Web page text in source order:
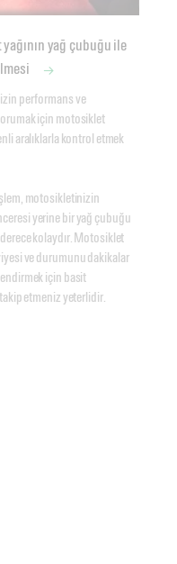
yağ çubuğu ile
performans ve
için motosiklet
aralıklarla kontrol etmek
motosikletinizin
yerine bir yağ çubuğu
kolaydır. Motosiklet
ve durumunu dakikalar
için basit
takip etmeniz yeterlidir.